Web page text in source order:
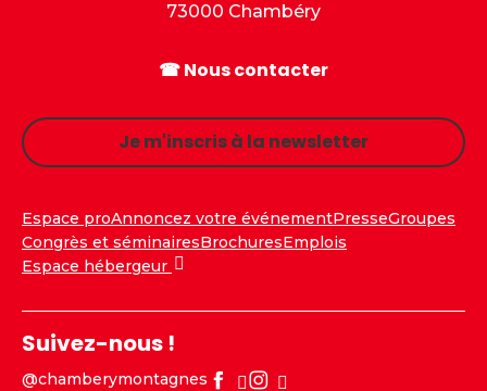
73000 Chambéry
☎ Nous contacter
Je m'inscris à la newsletter
Espace proAnnoncez votre événementPresseGroupes
Congrès et séminairesBrochuresEmplois
Espace hébergeur
Suivez-nous !
@chamberymontagnes